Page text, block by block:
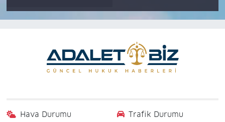
Hava Durumu Trafik Durumu